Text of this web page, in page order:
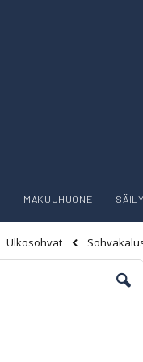
MAKUUHUONE
Ulkosohvat